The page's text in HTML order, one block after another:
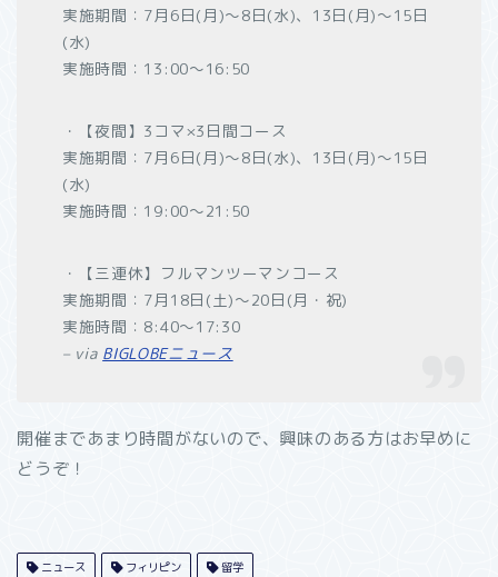
実施期間：7月6日(月)〜8日(水)、13日(月)〜15日
(水)
実施時間：13:00〜16:50
・【夜間】3コマ×3日間コース
実施期間：7月6日(月)〜8日(水)、13日(月)〜15日
(水)
実施時間：19:00〜21:50
・【三連休】フルマンツーマンコース
実施期間：7月18日(土)〜20日(月・祝)
実施時間：8:40〜17:30
– via BIGLOBEニュース
開催まであまり時間がないので、興味のある方はお早めに
どうぞ！
ニュース フィリピン 留学